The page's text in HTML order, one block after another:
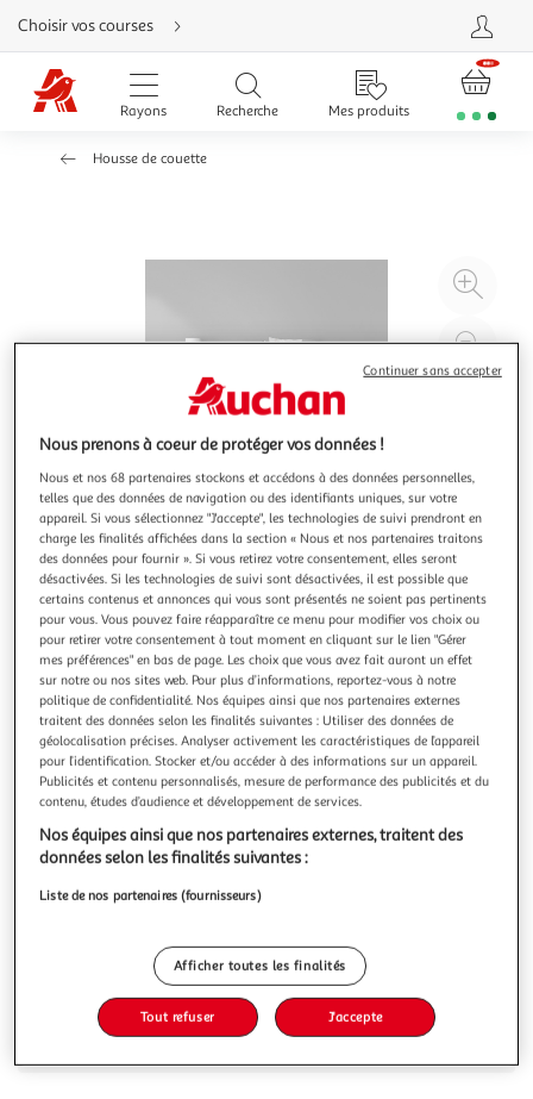
Aller
directement
au
contenu
Aller
directement
Aller
Choisir vos courses
Rayons Recherche Mes produits
Housse de couette
à
Illustration
précédente
Illustration
suivante
DOUCEUR D'INTÉRIEUR
Housse de couette 240x220 + 2 taies CHILIPOP 100%
coton
Habillez votre lit avec goût grâce à cette superbe Parure de
couette CHILIPOP Noir fabriquée tout en coton doux au
toucher. Cette parure de couette imprimée CHILIPOP Noir
est composée de 3 pièces :1 housse de couette 240x220 cm
OEKO TEX s
En savoir +
Vous voulez connaître le prix de ce produit ?
Afficher le prix
Nous prenons à coeur de protéger vos données !
Nous et nos 68 partenaires stockons et accédons à des données personnelles,
telles que des données de navigation ou des identifiants uniques, sur votre
appareil. Si vous sélectionnez "J'accepte", les technologies de suivi prendront en
charge les finalités affichées dans la section « Nous et nos partenaires traitons
des données pour fournir ». Si vous retirez votre consentement, elles seront
désactivées. Si les technologies de suivi sont désactivées, il est possible que
certains contenus et annonces qui vous sont présentés ne soient pas pertinents
pour vous. Vous pouvez faire réapparaître ce menu pour modifier vos choix ou
pour retirer votre consentement à tout moment en cliquant sur le lien "Gérer
mes préférences" en bas de page. Les choix que vous avez fait auront un effet
sur notre ou nos sites web. Pour plus d’informations, reportez-vous à notre
politique de confidentialité. Nos équipes ainsi que nos partenaires externes
traitent des données selon les finalités suivantes : Utiliser des données de
géolocalisation précises. Analyser activement les caractéristiques de l’appareil
pour l’identification. Stocker et/ou accéder à des informations sur un appareil.
Publicités et contenu personnalisés, mesure de performance des publicités et du
contenu, études d’audience et développement de services.
Nos équipes ainsi que nos partenaires externes, traitent des
données selon les finalités suivantes :
Liste de nos partenaires (fournisseurs)
Afficher toutes les finalités
Tout refuser J'accepte
Continuer sans accepter